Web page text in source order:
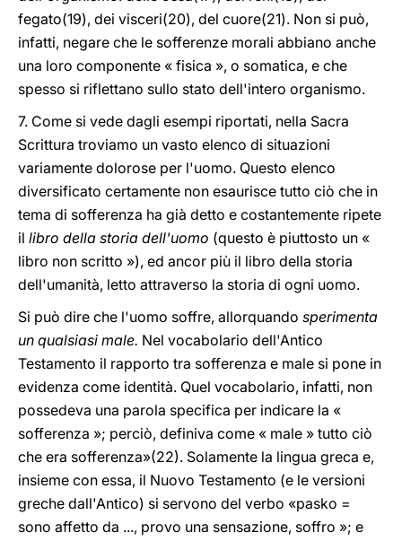
fegato(19), dei visceri(20), del cuore(21). Non si può,
infatti, negare che le sofferenze morali abbiano anche
una loro componente « fisica », o somatica, e che
spesso si riflettano sullo stato dell'intero organismo.
7. Come si vede dagli esempi riportati, nella Sacra
Scrittura troviamo un vasto elenco di situazioni
variamente dolorose per l'uomo. Questo elenco
diversificato certamente non esaurisce tutto ciò che in
tema di sofferenza ha già detto e costantemente ripete
il libro della storia dell'uomo (questo è piuttosto un «
libro non scritto »), ed ancor più il libro della storia
dell'umanità, letto attraverso la storia di ogni uomo.
Si può dire che l'uomo soffre, allorquando sperimenta
un qualsiasi male. Nel vocabolario dell'Antico
Testamento il rapporto tra sofferenza e male si pone in
evidenza come identità. Quel vocabolario, infatti, non
possedeva una parola specifica per indicare la «
sofferenza »; perciò, definiva come « male » tutto ciò
che era sofferenza»(22). Solamente la lingua greca e,
insieme con essa, il Nuovo Testamento (e le versioni
greche dall'Antico) si servono del verbo «pasko =
sono affetto da ..., provo una sensazione, soffro »; e